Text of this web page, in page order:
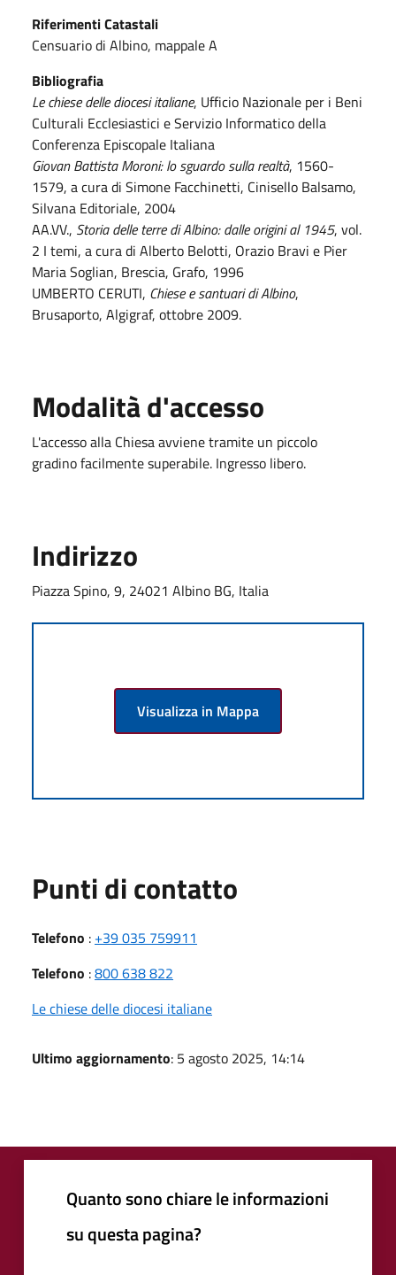
Riferimenti Catastali
Censuario di Albino, mappale A
Bibliografia
Le chiese delle diocesi italiane, Ufficio Nazionale per i Beni
Culturali Ecclesiastici e Servizio Informatico della
Conferenza Episcopale Italiana
Giovan Battista Moroni: lo sguardo sulla realtà, 1560-
1579, a cura di Simone Facchinetti, Cinisello Balsamo,
Silvana Editoriale, 2004
AA.VV., Storia delle terre di Albino: dalle origini al 1945, vol.
2 I temi, a cura di Alberto Belotti, Orazio Bravi e Pier
Maria Soglian, Brescia, Grafo, 1996
UMBERTO CERUTI, Chiese e santuari di Albino,
Brusaporto, Algigraf, ottobre 2009.
Modalità d'accesso
L'accesso alla Chiesa avviene tramite un piccolo
gradino facilmente superabile. Ingresso libero.
Indirizzo
Piazza Spino, 9, 24021 Albino BG, Italia
Visualizza in Mappa
Punti di contatto
Telefono : +39 035 759911
Telefono :800 638 822
Le chiese delle diocesi italiane
Ultimo aggiornamento: 5 agosto 2025, 14:14
Quanto sono chiare le informazioni
su questa pagina?